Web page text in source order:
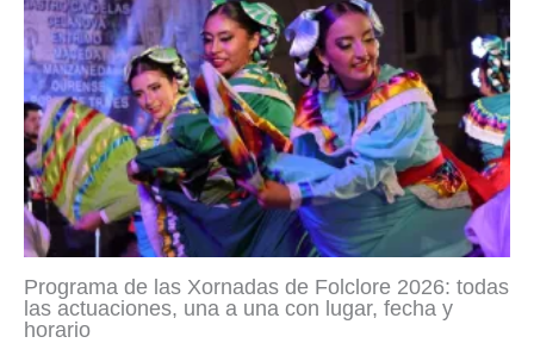
Programa de las Xornadas de Folclore 2026: todas
las actuaciones, una a una con lugar, fecha y
horario